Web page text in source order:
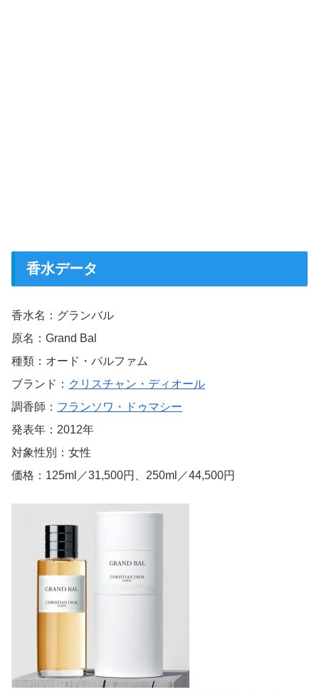
香水データ
香水名：グランバル
原名：Grand Bal
種類：オード・パルファム
ブランド： クリスチャン・ディオール
調香師： フランソワ・ドゥマシー
発表年：2012年
対象性別：女性
価格：125ml／31,500円、250ml／44,500円